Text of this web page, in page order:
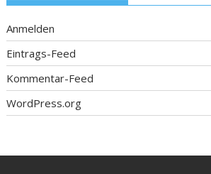
Anmelden
Eintrags-Feed
Kommentar-Feed
WordPress.org